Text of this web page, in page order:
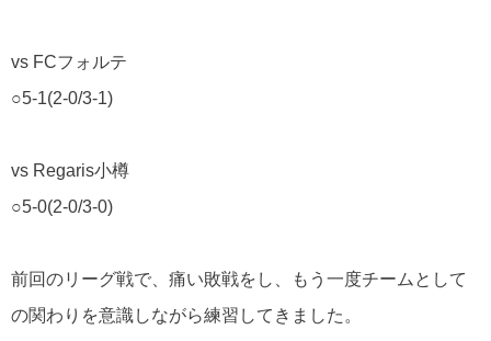
vs FCフォルテ
○5-1(2-0/3-1)
vs Regaris小樽
○5-0(2-0/3-0)
前回のリーグ戦で、痛い敗戦をし、もう一度チームとして
の関わりを意識しながら練習してきました。